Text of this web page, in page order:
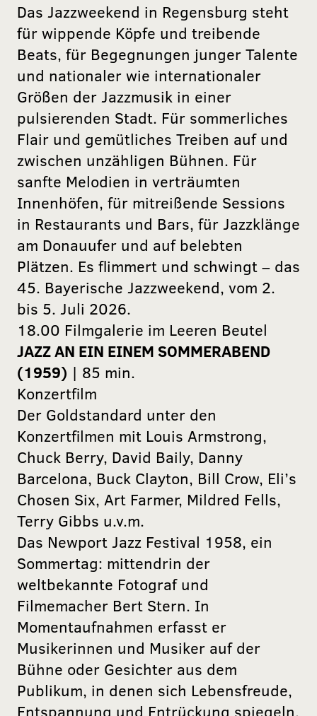
Das Jazzweekend in Regensburg steht
für wippende Köpfe und treibende
Beats, für Begegnungen junger Talente
und nationaler wie internationaler
Größen der Jazzmusik in einer
pulsierenden Stadt. Für sommerliches
Flair und gemütliches Treiben auf und
zwischen unzähligen Bühnen. Für
sanfte Melodien in verträumten
Innenhöfen, für mitreißende Sessions
in Restaurants und Bars, für Jazzklänge
am Donauufer und auf belebten
Plätzen. Es flimmert und schwingt – das
45. Bayerische Jazzweekend, vom 2.
bis 5. Juli 2026.
18.00 Filmgalerie im Leeren Beutel
JAZZ AN EIN EINEM SOMMERABEND
(1959) | 85 min.
Konzertfilm
Der Goldstandard unter den
Konzertfilmen mit Louis Armstrong,
Chuck Berry, David Baily, Danny
Barcelona, Buck Clayton, Bill Crow, Eli’s
Chosen Six, Art Farmer, Mildred Fells,
Terry Gibbs u.v.m.
Das Newport Jazz Festival 1958, ein
Sommertag: mittendrin der
weltbekannte Fotograf und
Filmemacher Bert Stern. In
Momentaufnahmen erfasst er
Musikerinnen und Musiker auf der
Bühne oder Gesichter aus dem
Publikum, in denen sich Lebensfreude,
Entspannung und Entrückung spiegeln.